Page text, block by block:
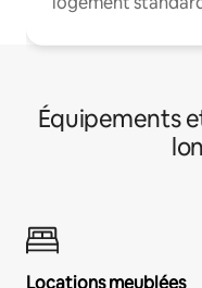
Équipements
Locations meublées